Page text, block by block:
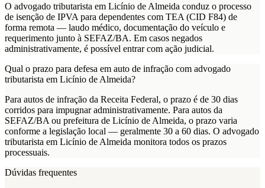
O advogado tributarista em Licínio de Almeida conduz o processo
de isenção de IPVA para dependentes com TEA (CID F84) de
forma remota — laudo médico, documentação do veículo e
requerimento junto à SEFAZ/BA. Em casos negados
administrativamente, é possível entrar com ação judicial.
Qual o prazo para defesa em auto de infração com advogado
tributarista em Licínio de Almeida?
Para autos de infração da Receita Federal, o prazo é de 30 dias
corridos para impugnar administrativamente. Para autos da
SEFAZ/BA ou prefeitura de Licínio de Almeida, o prazo varia
conforme a legislação local — geralmente 30 a 60 dias. O advogado
tributarista em Licínio de Almeida monitora todos os prazos
processuais.
Dúvidas frequentes